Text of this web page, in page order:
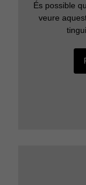
És possible
veure